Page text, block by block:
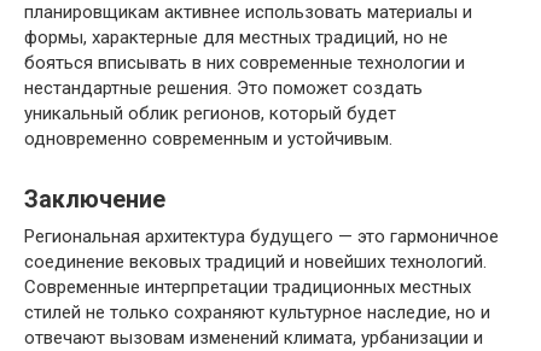
планировщикам активнее использовать материалы и
формы, характерные для местных традиций, но не
бояться вписывать в них современные технологии и
нестандартные решения. Это поможет создать
уникальный облик регионов, который будет
одновременно современным и устойчивым.
Заключение
Региональная архитектура будущего — это гармоничное
соединение вековых традиций и новейших технологий.
Современные интерпретации традиционных местных
стилей не только сохраняют культурное наследие, но и
отвечают вызовам изменений климата, урбанизации и